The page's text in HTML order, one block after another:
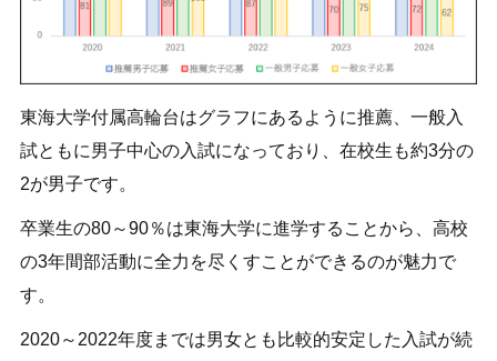
東海大学付属高輪台はグラフにあるように推薦、一般入
試ともに男子中心の入試になっており、在校生も約3分の
2が男子です。
卒業生の80～90％は東海大学に進学することから、高校
の3年間部活動に全力を尽くすことができるのが魅力で
す。
2020～2022年度までは男女とも比較的安定した入試が続